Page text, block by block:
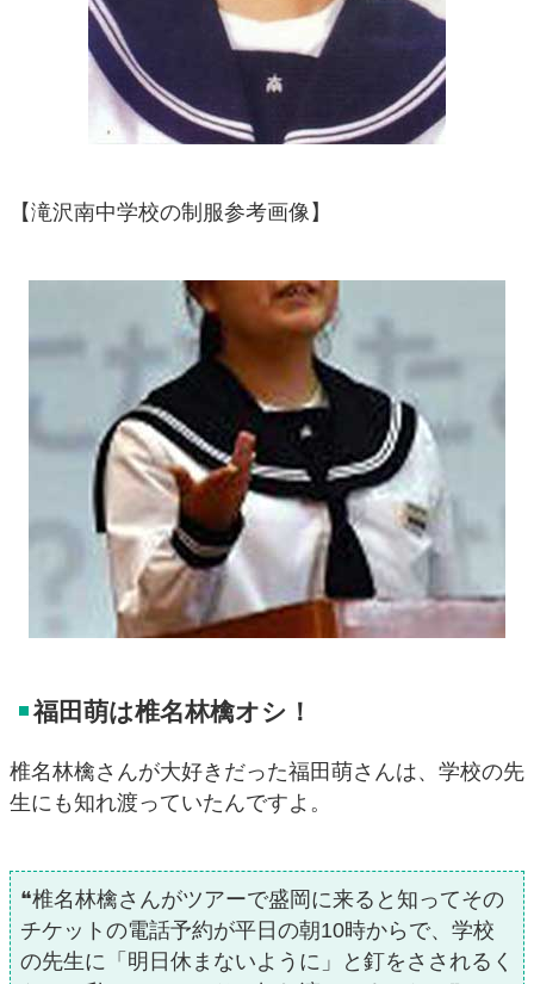
【滝沢南中学校の制服参考画像】
福田萌は椎名林檎オシ！
椎名林檎さんが大好きだった福田萌さんは、学校の先
生にも知れ渡っていたんですよ。
❝椎名林檎さんがツアーで盛岡に来ると知ってその
チケットの電話予約が平日の朝10時からで、学校
の先生に「明日休まないように」と釘をさされるく